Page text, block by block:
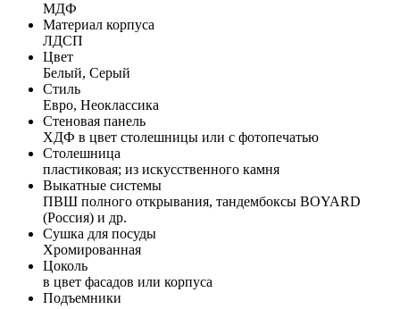
МДФ
Материал корпуса
ЛДСП
Цвет
Белый, Серый
Стиль
Евро, Неоклассика
Стеновая панель
ХДФ в цвет столешницы или с фотопечатью
Столешница
пластиковая; из искусственного камня
Выкатные системы
ПВШ полного открывания, тандембоксы BOYARD
(Россия) и др.
Сушка для посуды
Хромированная
Цоколь
в цвет фасадов или корпуса
Подъемники